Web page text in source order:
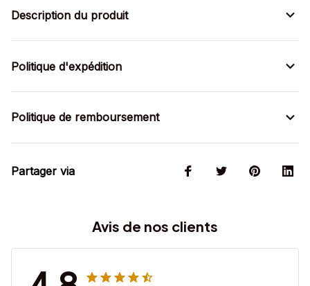
Description du produit
Politique d'expédition
Politique de remboursement
Partager via
Avis de nos clients